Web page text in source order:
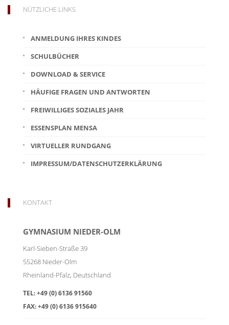
NÜTZLICHE LINKS
ANMELDUNG IHRES KINDES
SCHULBÜCHER
DOWNLOAD & SERVICE
HÄUFIGE FRAGEN UND ANTWORTEN
FREIWILLIGES SOZIALES JAHR
ESSENSPLAN MENSA
VIRTUELLER RUNDGANG
IMPRESSUM/DATENSCHUTZERKLÄRUNG
KONTAKT
GYMNASIUM NIEDER-OLM
Karl-Sieben-Straße 39
55268 Nieder-Olm
Rheinland-Pfalz, Deutschland
TEL:+49 (0) 6136 91560
FAX:+49 (0) 6136 915640